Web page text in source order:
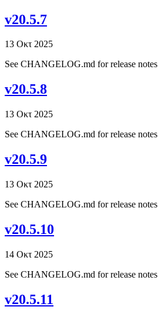
v20.5.7
13 Οκτ 2025
See CHANGELOG.md for release notes
v20.5.8
13 Οκτ 2025
See CHANGELOG.md for release notes
v20.5.9
13 Οκτ 2025
See CHANGELOG.md for release notes
v20.5.10
14 Οκτ 2025
See CHANGELOG.md for release notes
v20.5.11